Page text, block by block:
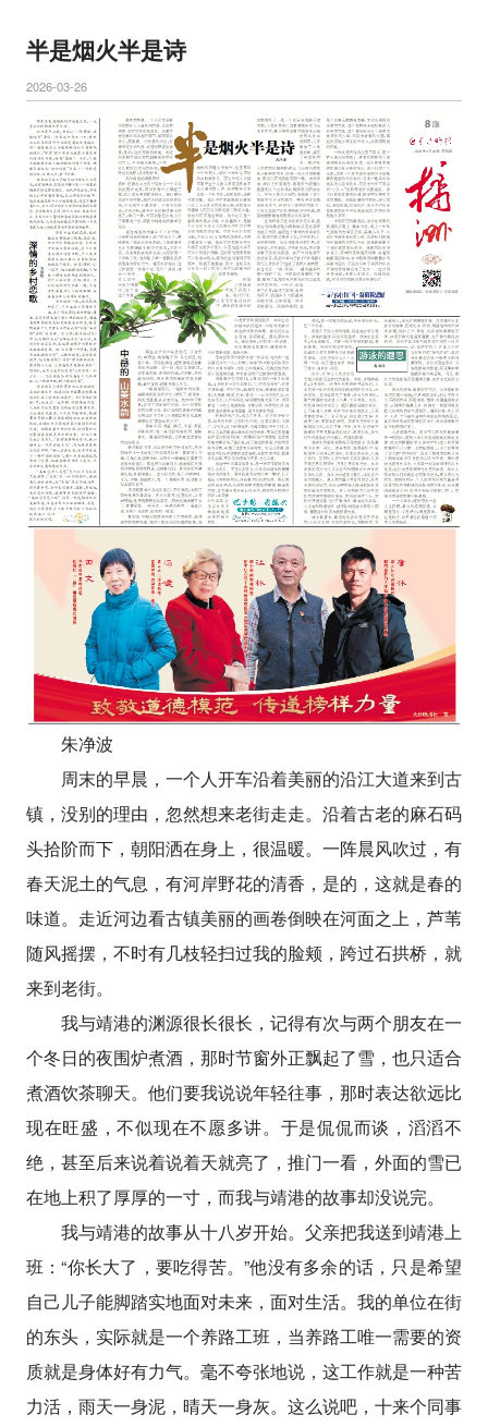
半是烟火半是诗
2026-03-26
朱净波
周末的早晨，一个人开车沿着美丽的沿江大道来到古
镇，没别的理由，忽然想来老街走走。沿着古老的麻石码
头拾阶而下，朝阳洒在身上，很温暖。一阵晨风吹过，有
春天泥土的气息，有河岸野花的清香，是的，这就是春的
味道。走近河边看古镇美丽的画卷倒映在河面之上，芦苇
随风摇摆，不时有几枝轻扫过我的脸颊，跨过石拱桥，就
来到老街。
我与靖港的渊源很长很长，记得有次与两个朋友在一
个冬日的夜围炉煮酒，那时节窗外正飘起了雪，也只适合
煮酒饮茶聊天。他们要我说说年轻往事，那时表达欲远比
现在旺盛，不似现在不愿多讲。于是侃侃而谈，滔滔不
绝，甚至后来说着说着天就亮了，推门一看，外面的雪已
在地上积了厚厚的一寸，而我与靖港的故事却没说完。
我与靖港的故事从十八岁开始。父亲把我送到靖港上
班：“你长大了，要吃得苦。”他没有多余的话，只是希望
自己儿子能脚踏实地面对未来，面对生活。我的单位在街
的东头，实际就是一个养路工班，当养路工唯一需要的资
质就是身体好有力气。毫不夸张地说，这工作就是一种苦
力活，雨天一身泥，晴天一身灰。这么说吧，十来个同事